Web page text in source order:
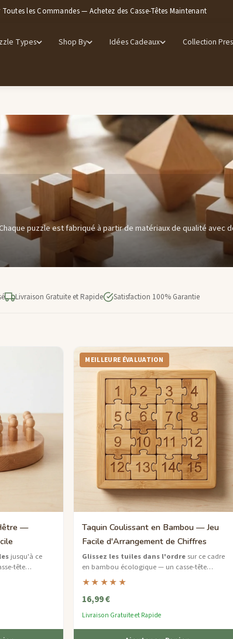
les Commandes — Achetez des Casse-Têtes Maintenant
Types Shop By Idées Cadeaux Collection
puzzle est fabriqué à partir de matériaux de qualité avec
Livraison Gratuite et Rapide Satisfaction 100% Garantie
—
jusqu'à ce
tête
lisse certifié
MEILLEURE ÉVALUATION
Taquin Coulissant en Bambou — Jeu
Facile d'Arrangement de Chiffres
Glissez les tuiles dans l'ordresur ce cadre
en bambou écologique — un casse-tête
numérique doux parfait pour les jeunes
résolveurs de problèmes.
★★★★★
16,99 €
Livraison Gratuite et Rapide